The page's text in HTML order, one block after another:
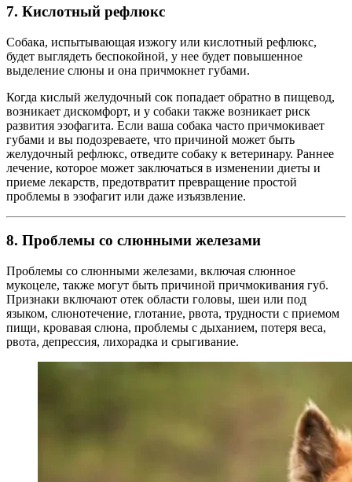
7. Кислотный рефлюкс
Собака, испытывающая изжогу или кислотный рефлюкс,
будет выглядеть беспокойной, у нее будет повышенное
выделение слюны и она причмокнет губами.
Когда кислый желудочный сок попадает обратно в пищевод,
возникает дискомфорт, и у собаки также возникает риск
развития эзофагита. Если ваша собака часто причмокивает
губами и вы подозреваете, что причиной может быть
желудочный рефлюкс, отведите собаку к ветеринару. Раннее
лечение, которое может заключаться в изменении диеты и
приеме лекарств, предотвратит превращение простой
проблемы в эзофагит или даже изъязвление.
8. Проблемы со слюнными железами
Проблемы со слюнными железами, включая слюнное
мукоцеле, также могут быть причиной причмокивания губ.
Признаки включают отек области головы, шеи или под
языком, слюнотечение, глотание, рвота, трудности с приемом
пищи, кровавая слюна, проблемы с дыханием, потеря веса,
рвота, депрессия, лихорадка и срыгивание.